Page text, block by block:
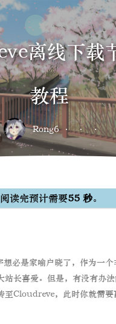
离线下载
教程
Rong6
读完预计需要55 秒。
必是家喻户晓了，作为一个
站长喜爱。但是，有没有办
至Cloudreve，此时你就需要